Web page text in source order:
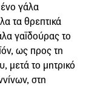
γάλα
τα θρεπτικά
γαϊδούρας το
ως προς τη
μετά το μητρικό
στη